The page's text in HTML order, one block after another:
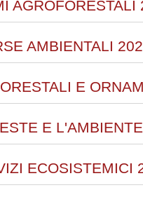
AGROFORESTALI
AMBIENTALI
E
E
ECOSISTEMICI